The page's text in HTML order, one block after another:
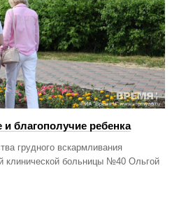
благополучие ребенка
грудного вскармливания
клинической больницы №40 Ольгой